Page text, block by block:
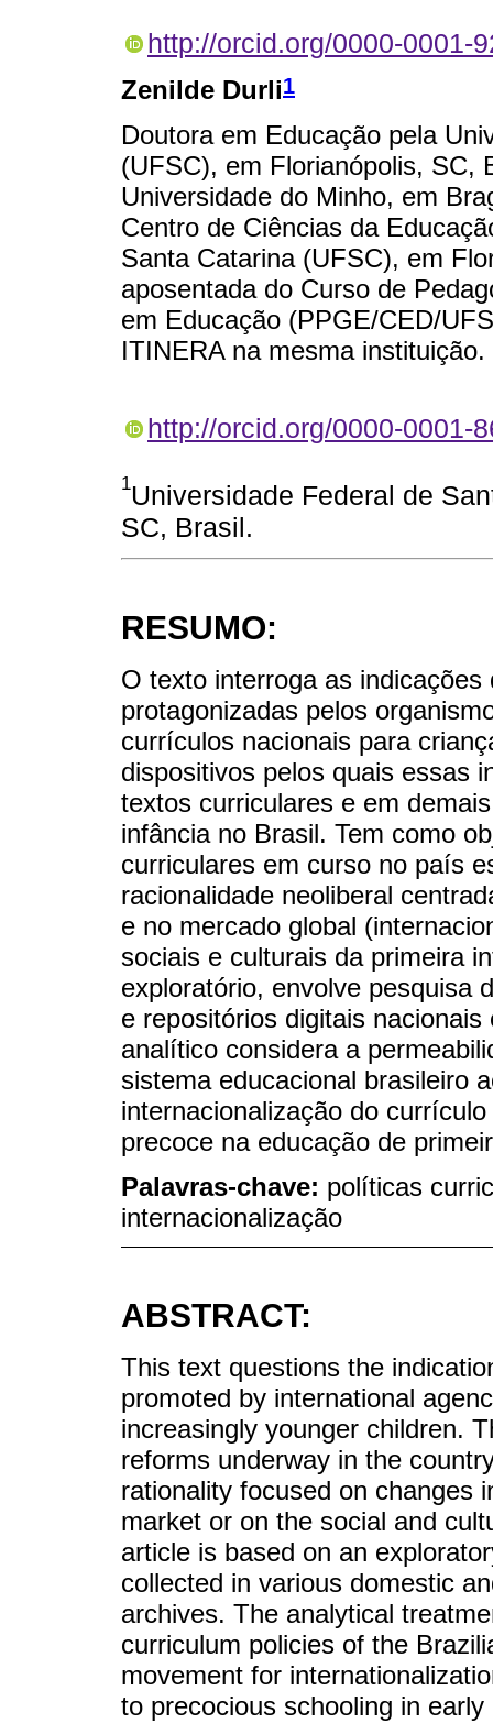
http://orcid.org/0000-0001-
Zenilde Durli1
Doutora em Educação pela
(UFSC), em Florianópolis, SC,
Universidade do Minho, em
Centro de Ciências da
Santa Catarina (UFSC), em
aposentada do Curso de
em Educação (PPGE/CED/
ITINERA na mesma instituição.
http://orcid.org/0000-0001-
1Universidade Federal de
SC, Brasil.
RESUMO:
O texto interroga as
protagonizadas pelos
currículos nacionais para
dispositivos pelos quais essas
textos curriculares e em
infância no Brasil. Tem como
curriculares em curso no país
racionalidade neoliberal
e no mercado global
sociais e culturais da primeira
exploratório, envolve pesquisa
e repositórios digitais
analítico considera a
sistema educacional brasileiro
internacionalização do
precoce na educação de
Palavras-chave: políticas
internacionalização
ABSTRACT:
This text questions the
promoted by international
increasingly younger children.
reforms underway in the
rationality focused on changes
market or on the social and
article is based on an
collected in various domestic
archives. The analytical
curriculum policies of the
movement for
to precocious schooling in